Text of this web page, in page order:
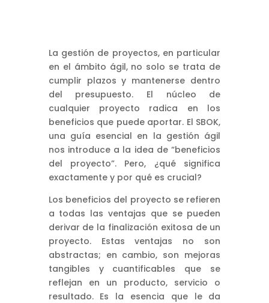
La gestión de proyectos, en particular
en el ámbito ágil, no solo se trata de
cumplir plazos y mantenerse dentro
del presupuesto. El núcleo de
cualquier proyecto radica en los
beneficios que puede aportar. El SBOK,
una guía esencial en la gestión ágil
nos introduce a la idea de “beneficios
del proyecto”. Pero, ¿qué significa
exactamente y por qué es crucial?
Los beneficios del proyecto se refieren
a todas las ventajas que se pueden
derivar de la finalización exitosa de un
proyecto. Estas ventajas no son
abstractas; en cambio, son mejoras
tangibles y cuantificables que se
reflejan en un producto, servicio o
resultado. Es la esencia que le da